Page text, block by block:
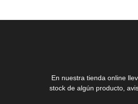
En nuestra tienda online
stock de algún producto,